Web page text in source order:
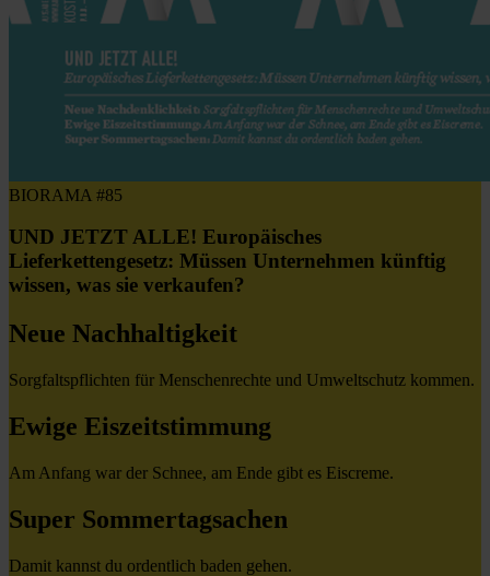
BIORAMA #85
UND JETZT ALLE! Europäisches
Lieferkettengesetz: Müssen Unternehmen künftig
wissen, was sie verkaufen?
Neue Nachhaltigkeit
Sorgfaltspflichten für Menschenrechte und Umweltschutz kommen.
Ewige Eiszeitstimmung
Am Anfang war der Schnee, am Ende gibt es Eiscreme.
Super Sommertagsachen
Damit kannst du ordentlich baden gehen.